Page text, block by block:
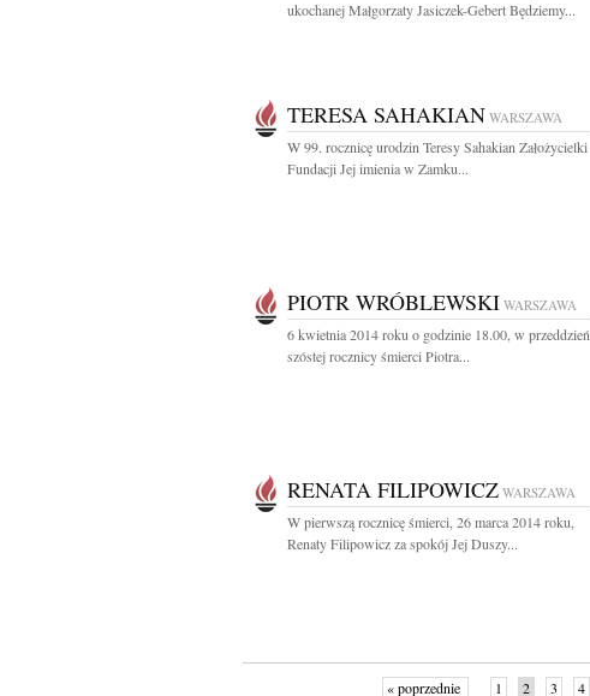
ukochanej Małgorzaty Jasiczek-Gebert Będziemy...
TERESA SAHAKIAN WARSZAWA
W 99. rocznicę urodzin Teresy Sahakian Założycielki
Fundacji Jej imienia w Zamku...
PIOTR WRÓBLEWSKI WARSZAWA
6 kwietnia 2014 roku o godzinie 18.00, w przeddzień
szóstej rocznicy śmierci Piotra...
RENATA FILIPOWICZ WARSZAWA
W pierwszą rocznicę śmierci, 26 marca 2014 roku,
Renaty Filipowicz za spokój Jej Duszy...
« poprzednie 1 2 3 4